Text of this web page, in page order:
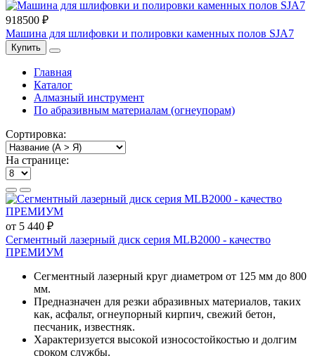
918500 ₽
Машина для шлифовки и полировки каменных полов SJA7
Купить
Главная
Каталог
Алмазный инструмент
По абразивным материалам (огнеупорам)
Сортировка:
На странице:
от 5 440 ₽
Сегментный лазерный диск серия MLB2000 - качество
ПРЕМИУМ
Сегментный лазерный круг диаметром от 125 мм до 800
мм.
Предназначен для резки абразивных материалов, таких
как, асфальт, огнеупорный кирпич, свежий бетон,
песчаник, известняк.
Характеризуется высокой износостойкостью и долгим
сроком службы.